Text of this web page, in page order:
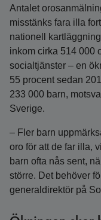
Antalet
misstänks fara illa
nationell
inkom cirka 514 000
socialtjänster – en
55 procent sedan
233 000 barn,
Sverige.
– Fler barn
oro för att de far illa,
barn ofta nås sent,
större. Det behöver
generaldirektör på